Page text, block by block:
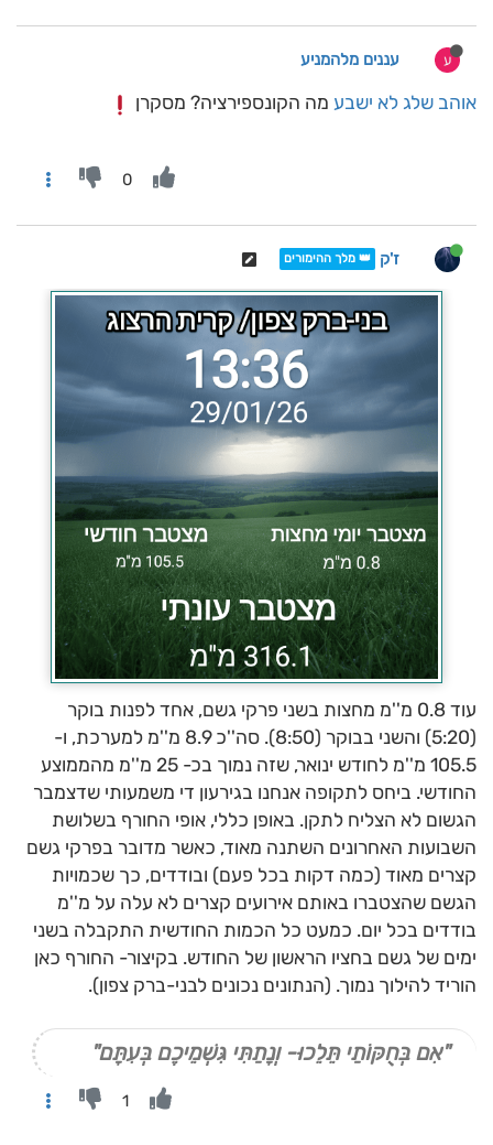
ע עננים מלהמניע
אוהב שלג לא ישבע מה הקונספירציה? מסקרן
0
ז'ק 👑 מלך ההימורים
עוד 0.8 מ''מ מחצות בשני פרקי גשם, אחד לפנות בוקר
(5:20) והשני בבוקר (8:50). סה''כ 8.9 מ''מ למערכת, ו-
105.5 מ''מ לחודש ינואר, שזה נמוך בכ- 25 מ''מ מהממוצע
החודשי. ביחס לתקופה אנחנו בגירעון די משמעותי שדצמבר
הגשום לא הצליח לתקן. באופן כללי, אופי החורף בשלושת
השבועות האחרונים השתנה מאוד, כאשר מדובר בפרקי גשם
קצרים מאוד (כמה דקות בכל פעם) ובודדים, כך שכמויות
הגשם שהצטברו באותם אירועים קצרים לא עלה על מ''מ
בודדים בכל יום. כמעט כל הכמות החודשית התקבלה בשני
ימים של גשם בחציו הראשון של החודש. בקיצור- החורף כאן
הוריד להילוך נמוך. (הנתונים נכונים לבני-ברק צפון).
"אִם בְּחֻקּוֹתַי תֵּלֵכוּ- וְנָתַתִּי גִּשְׁמֵיכֶם בְּעִתָּם"
1